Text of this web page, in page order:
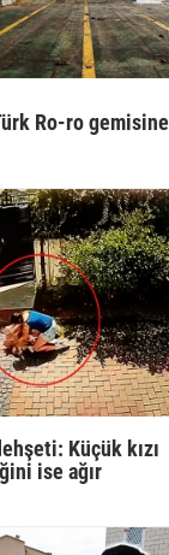
Ro-ro gemisine
Küçük kızı
ise ağır